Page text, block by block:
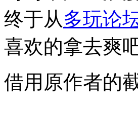
终于从多玩论
喜欢的拿去爽吧
借用原作者的